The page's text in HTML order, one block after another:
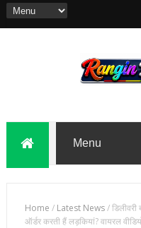
Home / Latest News/
ऑर्डर करती हैं लड़कियां? वायरल